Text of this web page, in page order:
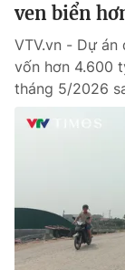
ven biển
VTV.vn - Dự án
vốn hơn 4.600
tháng 5/2026